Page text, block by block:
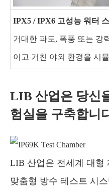
IPX5 / IPX6 고성능 워터
거대한 파도, 폭풍 또는 강
이고 거친 야외 환경을 시
LIB 산업은 당신
험실을 구축합니
LIB 산업은 전세계 대형
맞춤형 방수 테스트 시